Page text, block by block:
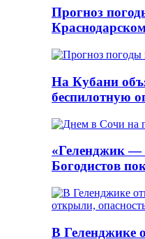
Прогноз
На Кубани
беспилотную
«Геленджик —
Богодистов
В Геленджике